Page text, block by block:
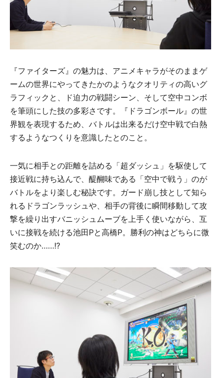
『ファイターズ』の魅力は、アニメキャラがそのままゲ
ームの世界にやってきたかのようなクオリティの高いグ
ラフィックと、ド迫力の戦闘シーン、そして空中コンボ
を筆頭にした技の多彩さです。『ドラゴンボール』の世
界観を表現するため、バトルは出来るだけ空中戦で白熱
するようなつくりを意識したとのこと。
一気に相手との距離を詰める「超ダッシュ」を駆使して
接近戦に持ち込んで、醍醐味である「空中で戦う」のが
バトルをより楽しむ秘訣です。ガード崩し技として知ら
れるドラゴンラッシュや、相手の背後に瞬間移動して攻
撃を繰り出すバニッシュムーブを上手く使いながら、互
いに接戦を続ける池田Pと高橋P。勝利の神はどちらに微
笑むのか……!?